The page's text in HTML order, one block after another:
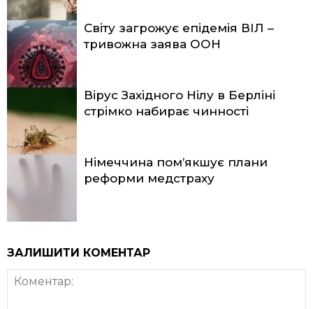
Світу загрожує епідемія ВІЛ –
тривожна заява ООН
Вірус Західного Нілу в Берліні
стрімко набирає чинності
Німеччина пом’якшує плани
реформи медстраху
ЗАЛИШИТИ КОМЕНТАР